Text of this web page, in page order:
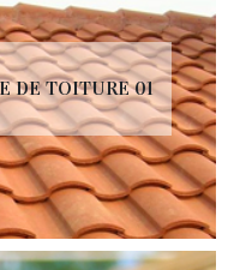
DE TOITURE 01